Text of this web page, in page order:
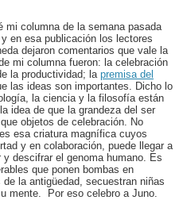
mi columna de la semana pasada
y en esa publicación los lectores
dejaron comentarios que vale la
mi columna fueron: la celebración
la productividad; la premisa del
las ideas son importantes. Dicho lo
la ciencia y la filosofía están
idea de que la grandeza del ser
objetos de celebración. No
esa criatura magnífica cuyos
y en colaboración, puede llegar a
descifrar el genoma humano. Es
que ponen bombas en
la antigüedad, secuestran niñas
mente. Por eso celebro a Juno.